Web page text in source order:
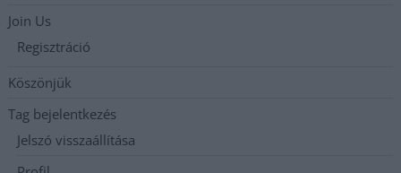
Join Us
Regisztráció
Köszönjük
Tag bejelentkezés
Jelszó visszaállítása